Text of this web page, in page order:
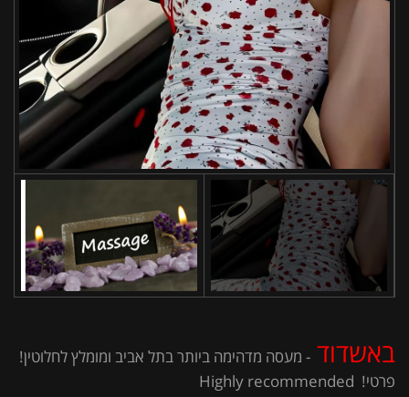
באשדוד - מעסה מדהימה ביותר בתל אביב ומומלץ לחלוטין!
פרטי! ​​​​​ Highly recommended